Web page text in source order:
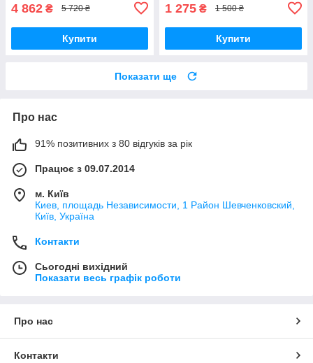
4 862 ₴ 5 720 ₴
Купити
1 275 ₴ 1 500 ₴
Купити
Показати ще
Про нас
91% позитивних з 80 відгуків за рік
Працює з 09.07.2014
м. Київ
Киев, площадь Независимости, 1 Район Шевченковский,
Київ, Україна
Контакти
Сьогодні вихідний
Показати весь графік роботи
Про нас
Контакти